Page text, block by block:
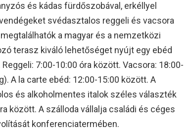
és kádas fürdőszobával, erkéllyel
svédasztalos reggeli és vacsora
a magyar és a nemzetközi
terasz kiváló lehetőséget nyújt egy ebéd
7:00-10:00 óra között. Vacsora: 18:00-
A la carte ebéd: 12:00-15:00 között. A
és alkoholmentes italok széles választék
között. A szálloda vállalja családi és céges
konferenciatermében.